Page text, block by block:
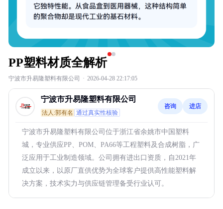
PP塑料材质全解析
宁波市升易隆塑料有限公司 · 2026-04-28 22:17:05
宁波市升易隆塑料有限公司
法人:郭有名 通过真实性核验
咨询 进店
宁波市升易隆塑料有限公司位于浙江省余姚市中国塑料
城，专业供应PP、POM、PA66等工程塑料及合成树脂，广
泛应用于工业制造领域。公司拥有进出口资质，自2021年
成立以来，以原厂直供优势为全球客户提供高性能塑料解
决方案，技术实力与供应链管理备受行业认可。